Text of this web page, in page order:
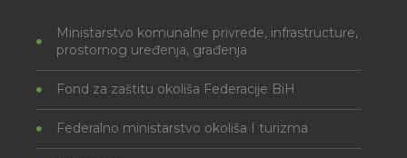
Ministarstvo komunalne privrede, infrastructure,
prostornog uređenja, građenja
Fond za zaštitu okoliša Federacije BiH
Federalno ministarstvo okoliša I turizma